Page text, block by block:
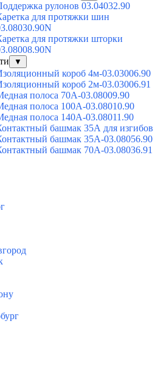
рулонов 03.04032.90
для протяжки шин
для протяжки шторки
▼
короб 4м-03.03006.90
короб 2м-03.03006.91
полоса 70А-03.08009.90
полоса 100А-03.08010.90
полоса 140А-03.08011.90
башмак 35А для изгибов
башмак 35А-03.08056.90
башмак 70А-03.08036.91